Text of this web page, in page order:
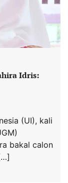
Idris:
(UI), kali
bakal calon